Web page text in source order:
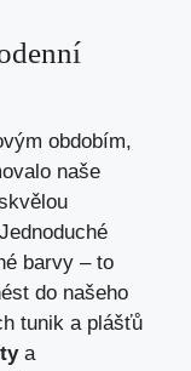
obdobím,
naše
barvy – to
do našeho
tunik a plášťů
a